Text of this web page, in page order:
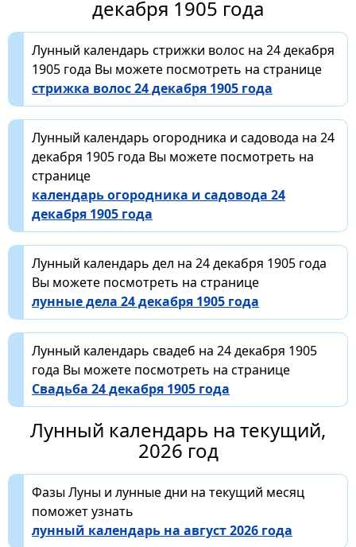
декабря 1905 года
Лунный календарь стрижки волос на 24 декабря
1905 года Вы можете посмотреть на странице
стрижка волос 24 декабря 1905 года
Лунный календарь огородника и садовода на 24
декабря 1905 года Вы можете посмотреть на
странице
календарь огородника и садовода 24
декабря 1905 года
Лунный календарь дел на 24 декабря 1905 года
Вы можете посмотреть на странице
лунные дела 24 декабря 1905 года
Лунный календарь свадеб на 24 декабря 1905
года Вы можете посмотреть на странице
Свадьба 24 декабря 1905 года
Лунный календарь на текущий,
2026 год
Фазы Луны и лунные дни на текущий месяц
поможет узнать
лунный календарь на август 2026 года